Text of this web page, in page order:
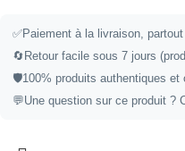
✅Paiement à la livraison,
🔄 Retour facile sous 7 jours
🛡️100% produits authentiques et
💬Une question sur ce produit ?